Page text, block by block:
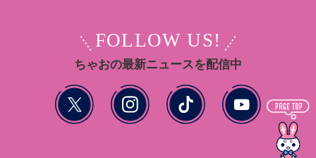
FOLLOW US!
ちゃおの最新ニュースを配信中